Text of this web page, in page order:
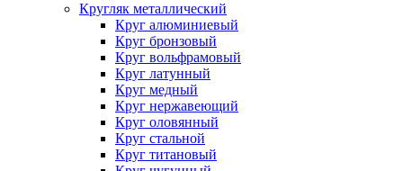
Кругляк металлический
Круг алюминиевый
Круг бронзовый
Круг вольфрамовый
Круг латунный
Круг медный
Круг нержавеющий
Круг оловянный
Круг стальной
Круг титановый